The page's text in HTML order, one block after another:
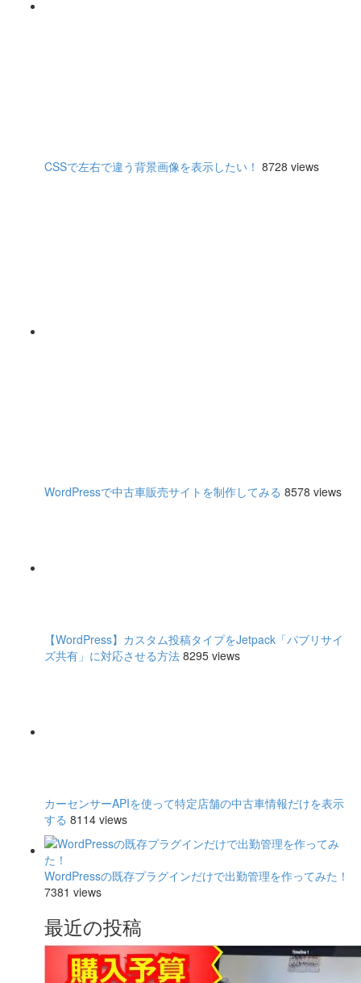
CSSで左右で違う背景画像を表示したい！ 8728 views
WordPressで中古車販売サイトを制作してみる 8578 views
【WordPress】カスタム投稿タイプをJetpack「パブリサイ
ズ共有」に対応させる方法 8295 views
カーセンサーAPIを使って特定店舗の中古車情報だけを表示
する 8114 views
WordPressの既存プラグインだけで出勤管理を作ってみた！
7381 views
最近の投稿